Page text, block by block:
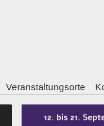
Veranstaltungsorte